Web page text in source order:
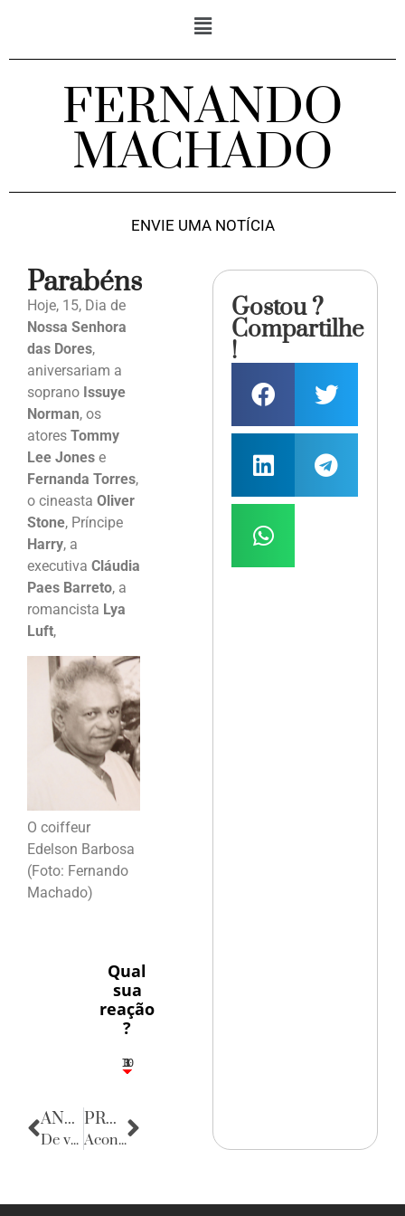
FERNANDO
MACHADO
ENVIE UMA NOTÍCIA
Parabéns
Hoje, 15, Dia de
Nossa Senhora
das Dores,
aniversariam a
soprano Issuye
Norman, os
atores Tommy
Lee Jones e
Fernanda Torres,
o cineasta Oliver
Stone, Príncipe
Harry, a
executiva Cláudia
Paes Barreto, a
romancista Lya
Luft,
O coiffeur
Edelson Barbosa
(Foto: Fernando
Machado)
Qual
sua
reação
?
3
1
1
3
10
ANTERIOR
De volta para o passado
PRÓXIMA
Acontecencias
Gostou ?
Compartilhe
!